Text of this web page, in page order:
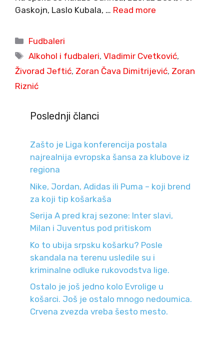
Gaskojn, Laslo Kubala, … Read more
Categories
Fudbaleri
Tags
Alkohol i fudbaleri,Vladimir Cvetković,
Živorad Jeftić, Zoran Čava Dimitrijević, Zoran
Riznić
Poslednji članci
Zašto je Liga konferencija postala
najrealnija evropska šansa za klubove iz
regiona
Nike, Jordan, Adidas ili Puma – koji brend
za koji tip košarkaša
Serija A pred kraj sezone: Inter slavi,
Milan i Juventus pod pritiskom
Ko to ubija srpsku košarku? Posle
skandala na terenu usledile su i
kriminalne odluke rukovodstva lige.
Ostalo je još jedno kolo Evrolige u
košarci. Još je ostalo mnogo nedoumica.
Crvena zvezda vreba šesto mesto.